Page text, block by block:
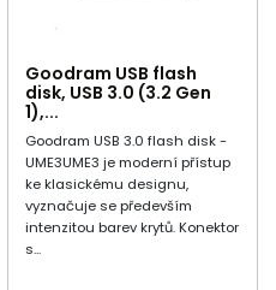
Goodram USB flash
disk, USB 3.0 (3.2 Gen
1),...
Goodram USB 3.0 flash disk -
UME3UME3 je moderní přístup
ke klasickému designu,
vyznačuje se především
intenzitou barev krytů. Konektor
s...